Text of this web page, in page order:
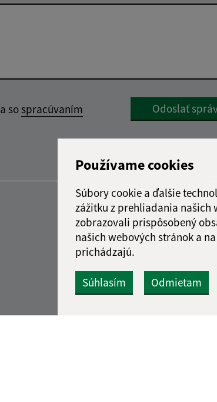
Používame cookies
Súbory cookie a ďalšie
zážitku z prehliadania našich
zobrazovali prispôsobený
našich webových stránok a
prichádzajú.
Súhlasím Odmietam
sospracúvaním
Google reCaptcha
Odoslať